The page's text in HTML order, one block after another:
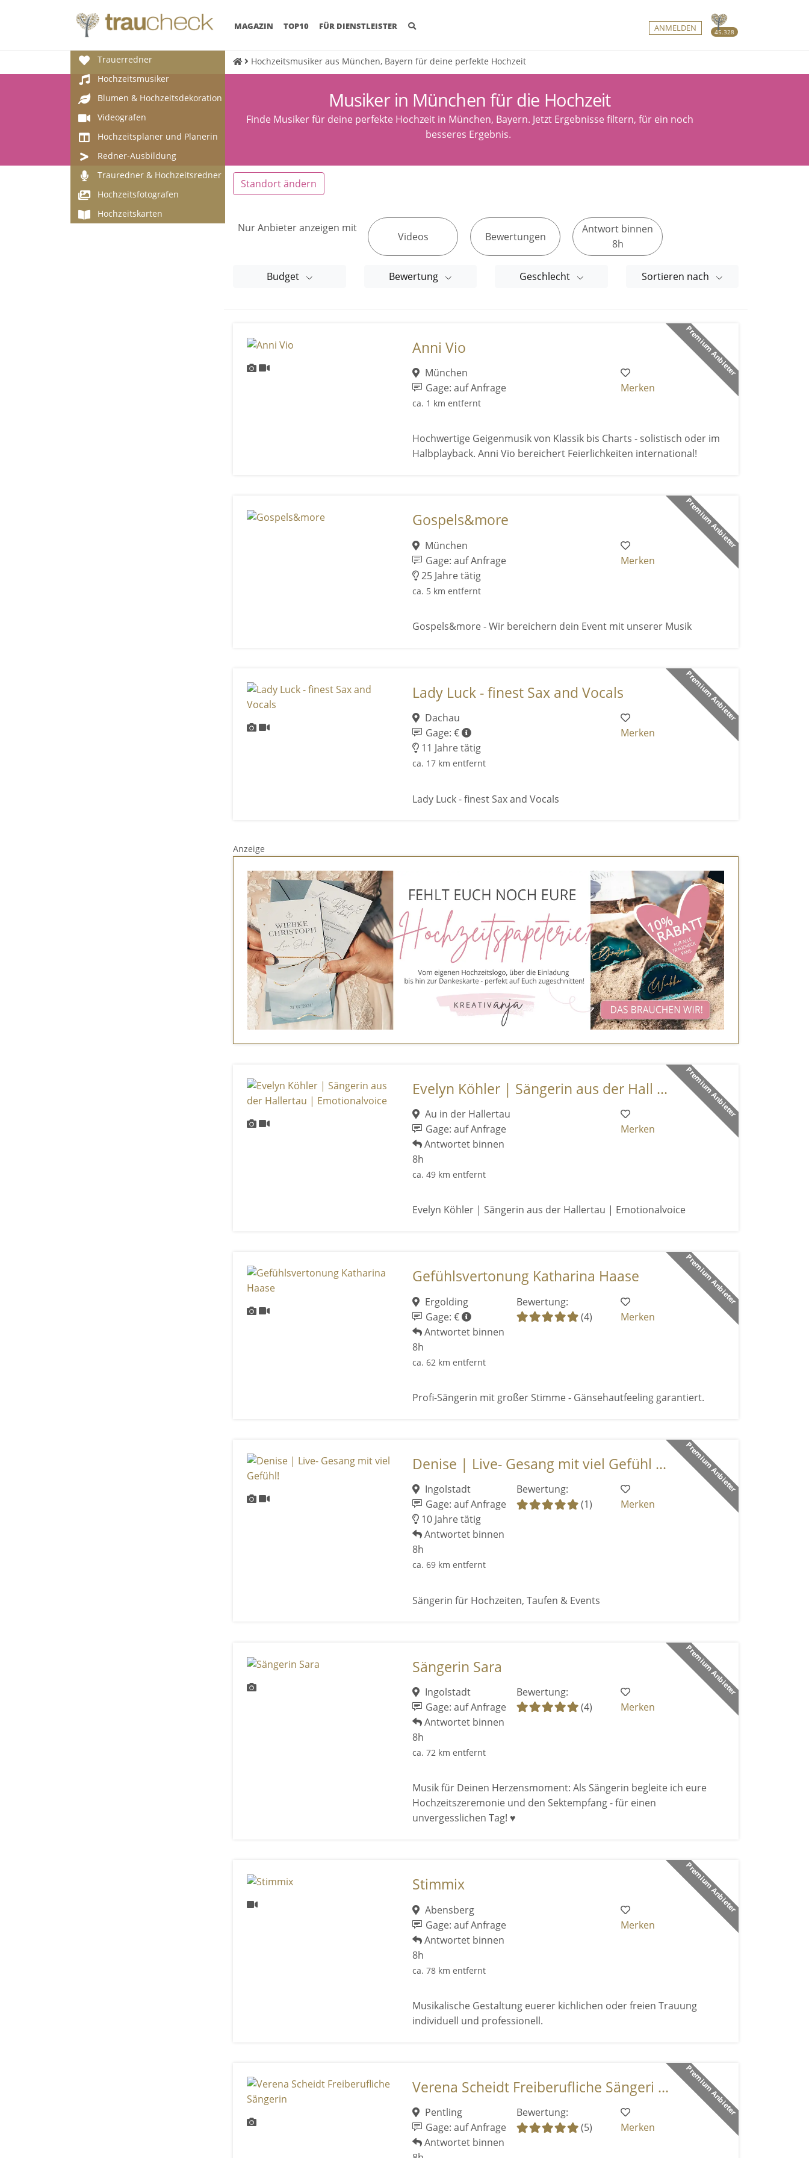
45.328
MAGAZIN (CURRENT)
TOP10 FÜR DIENSTLEISTER ANMELDEN
Trauerredner
Hochzeitsmusiker
Blumen & Hochzeitsdekoration
Videografen
Hochzeitsplaner und Planerin
Redner-Ausbildung
Trauredner & Hochzeitsredner
Hochzeitsfotografen
Hochzeitskarten
Hochzeitsmusiker aus München, Bayern für deine perfekte Hochzeit
Musiker in München für die Hochzeit
Finde Musiker für deine perfekte Hochzeit in München, Bayern. Jetzt Ergebnisse filtern, für ein noch
besseres Ergebnis.
Standort ändern
Nur Anbieter anzeigen mit
Videos Bewertungen
Antwort binnen
8h
Budget Bewertung Geschlecht Sortieren nach
Premium Anbieter
Anni Vio
München
Gage: auf Anfrage
ca. 1 km entfernt
Merken
Hochwertige Geigenmusik von Klassik bis Charts - solistisch oder im
Halbplayback. Anni Vio bereichert Feierlichkeiten international!
Premium Anbieter
Gospels&more
München
Gage: auf Anfrage
25 Jahre tätig
ca. 5 km entfernt
Merken
Gospels&more - Wir bereichern dein Event mit unserer Musik
Premium Anbieter
Lady Luck - finest Sax and Vocals
Dachau
Gage: €
11 Jahre tätig
ca. 17 km entfernt
Merken
Lady Luck - finest Sax and Vocals
Anzeige
Premium Anbieter
Evelyn Köhler | Sängerin aus der Hall ...
Au in der Hallertau
Gage: auf Anfrage
Antwortet binnen
8h
ca. 49 km entfernt
Merken
Evelyn Köhler | Sängerin aus der Hallertau | Emotionalvoice
Premium Anbieter
Gefühlsvertonung Katharina Haase
Ergolding
Gage: €
Antwortet binnen
8h
ca. 62 km entfernt
Bewertung:
(4)
Merken
Profi-Sängerin mit großer Stimme - Gänsehautfeeling garantiert.
Premium Anbieter
Denise | Live- Gesang mit viel Gefühl ...
Ingolstadt
Gage: auf Anfrage
10 Jahre tätig
Antwortet binnen
8h
ca. 69 km entfernt
Bewertung:
(1)
Merken
Sängerin für Hochzeiten, Taufen & Events
Premium Anbieter
Sängerin Sara
Ingolstadt
Gage: auf Anfrage
Antwortet binnen
8h
ca. 72 km entfernt
Bewertung:
(4)
Merken
Musik für Deinen Herzensmoment: Als Sängerin begleite ich eure
Hochzeitszeremonie und den Sektempfang - für einen
unvergesslichen Tag! ♥
Premium Anbieter
Stimmix
Abensberg
Gage: auf Anfrage
Antwortet binnen
8h
ca. 78 km entfernt
Merken
Musikalische Gestaltung euerer kichlichen oder freien Trauung
individuell und professionell.
Premium Anbieter
Verena Scheidt Freiberufliche Sängeri ...
Pentling
Gage: auf Anfrage
Antwortet binnen
Bewertung:
(5)
Merken